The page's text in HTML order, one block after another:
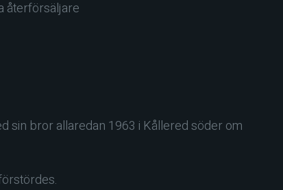
återförsäljare
sin bror allaredan 1963 i Kållered söder om